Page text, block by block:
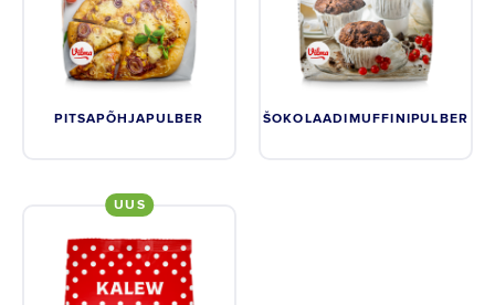
PITSAPÕHJAPULBER ŠOKOLAADIMUFFINIPULBER
UUS